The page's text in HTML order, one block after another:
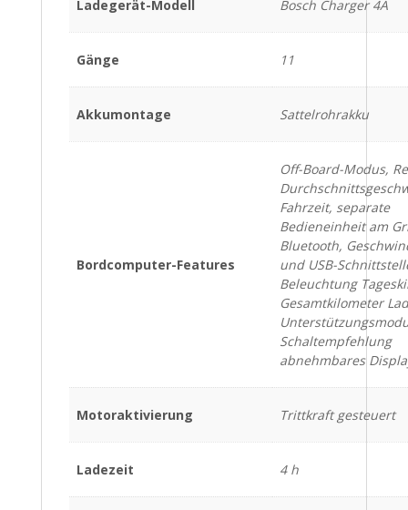
Ladegerät-Modell Bosch Charger 4A
Gänge 11
Akkumontage Sattelrohrakku
Bordcomputer-Features
Oﬀ-Board-Modus,
Fahrzeit, separate
Bedieneinheit am
Bluetooth,
und USB-
Beleuchtung
Gesamtkilometer
Schaltempfehlung
abnehmbares
Motoraktivierung Trittkraft gesteuert
Ladezeit 4 h